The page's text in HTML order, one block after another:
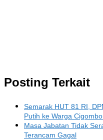
Posting Terkait
Semarak HUT 81 RI,
Putih ke Warga
Masa Jabatan Tidak
Terancam Gagal